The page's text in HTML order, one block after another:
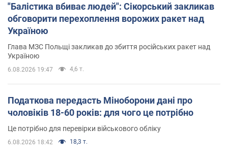
"Балістика вбиває людей": Сікорський закликав
обговорити перехоплення ворожих ракет над
Україною
Глава МЗС Польщі закликав до збиття російських ракет над
Україною
6.08.2026 19:47 4,6 т.
Податкова передасть Міноборони дані про
чоловіків 18-60 років: для чого це потрібно
Це потрібно для перевірки військового обліку
6.08.2026 18:42 18,3 т.